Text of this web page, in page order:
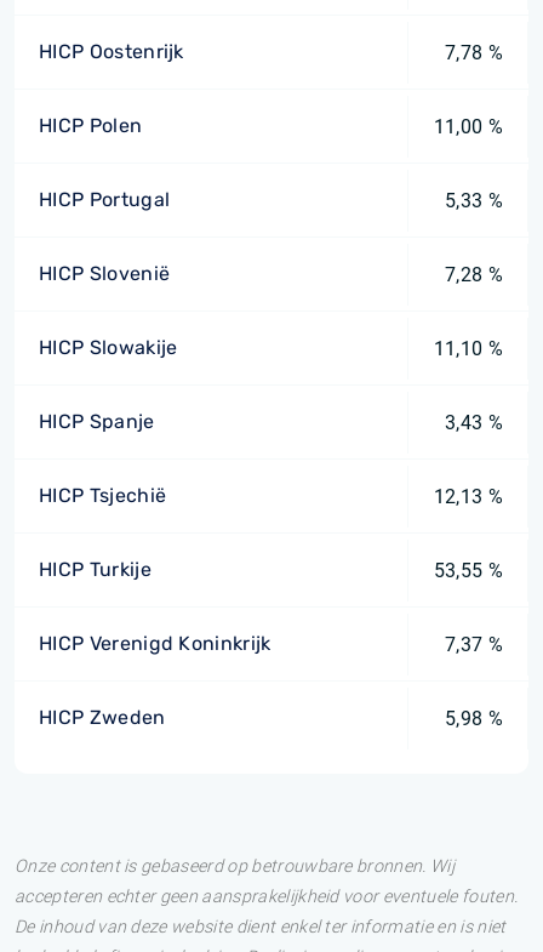
HICP Oostenrijk 7,78 %
HICP Polen 11,00 %
HICP Portugal 5,33 %
HICP Slovenië 7,28 %
HICP Slowakije 11,10 %
HICP Spanje 3,43 %
HICP Tsjechië 12,13 %
HICP Turkije 53,55 %
HICP Verenigd Koninkrijk 7,37 %
HICP Zweden 5,98 %
Onze content is gebaseerd op betrouwbare bronnen. Wij
accepteren echter geen aansprakelijkheid voor eventuele fouten.
De inhoud van deze website dient enkel ter informatie en is niet